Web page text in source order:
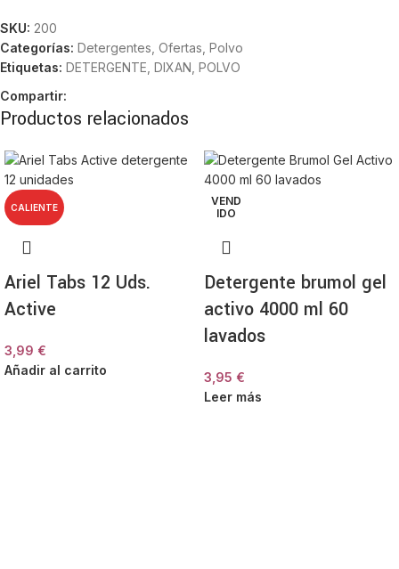
SKU: 200
Categorías: Detergentes Ofertas Polvo
Etiquetas: DETERGENTE DIXAN POLVO
Compartir:
Productos relacionados
CALIENTE
Ariel Tabs 12 Uds.
Active
3,99 €
Añadir al carrito
VEND
IDO
Detergente brumol gel
activo 4000 ml 60
lavados
3,95 €
Leer más